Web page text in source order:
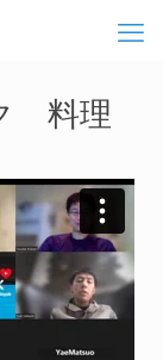
料理